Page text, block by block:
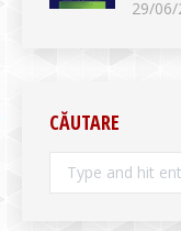
29/06/
CĂUTARE
Search: